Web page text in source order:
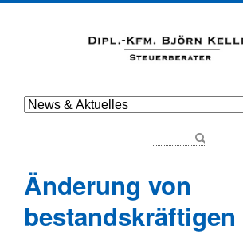
Änderung von
bestandskräftigen